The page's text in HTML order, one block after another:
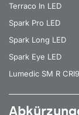
Terraco In LED
Spark Pro LED
Spark Long LED
Spark Eye LED
Lumedic SM R